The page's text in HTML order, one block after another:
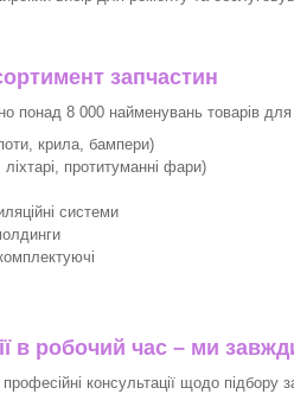
запчастин
понад 8 000 найменувань товарів
крила, бампери)
протитуманні фари)
системи
в робочий час – ми
консультації щодо підбору